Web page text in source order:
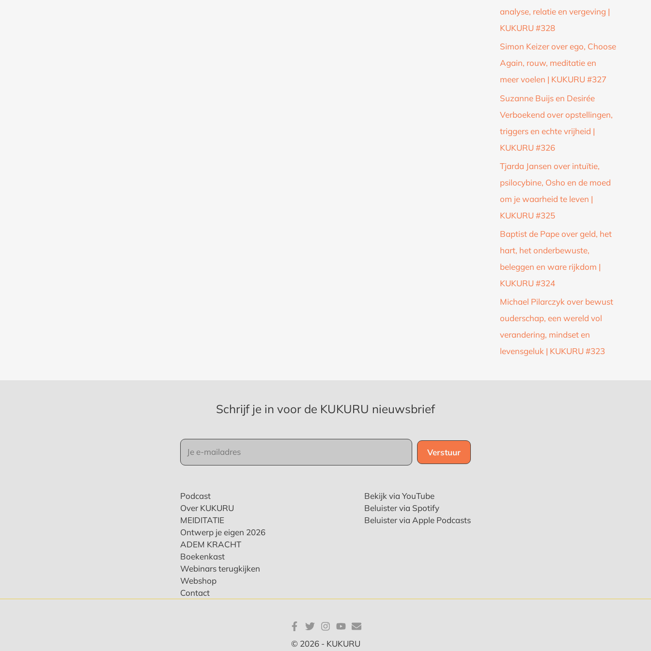
analyse, relatie en vergeving |
KUKURU #328
Simon Keizer over ego, Choose
Again, rouw, meditatie en
meer voelen | KUKURU #327
Suzanne Buijs en Desirée
Verboekend over opstellingen,
triggers en echte vrijheid |
KUKURU #326
Tjarda Jansen over intuïtie,
psilocybine, Osho en de moed
om je waarheid te leven |
KUKURU #325
Baptist de Pape over geld, het
hart, het onderbewuste,
beleggen en ware rijkdom |
KUKURU #324
Michael Pilarczyk over bewust
ouderschap, een wereld vol
verandering, mindset en
levensgeluk | KUKURU #323
Podcast
Over KUKURU
MEIDITATIE
Ontwerp je eigen 2026
ADEM KRACHT
Boekenkast
Webinars terugkijken
Webshop
Contact
Bekijk via YouTube
Beluister via Spotify
Beluister via Apple Podcasts
Schrijf je in voor de KUKURU nieuwsbrief
© 2026 - KUKURU